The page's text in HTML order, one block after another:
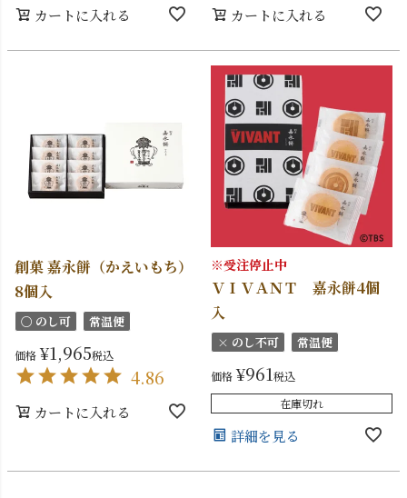
カートに入れる カートに入れる
創菓 嘉永餅（かえいもち）
8個入
〇 のし可 常温便
価格 ¥1,965税込
4.86
カートに入れる
※受注停止中
ＶＩＶＡＮＴ 嘉永餅4個
入
× のし不可 常温便
価格 ¥961税込
在庫切れ
詳細を見る